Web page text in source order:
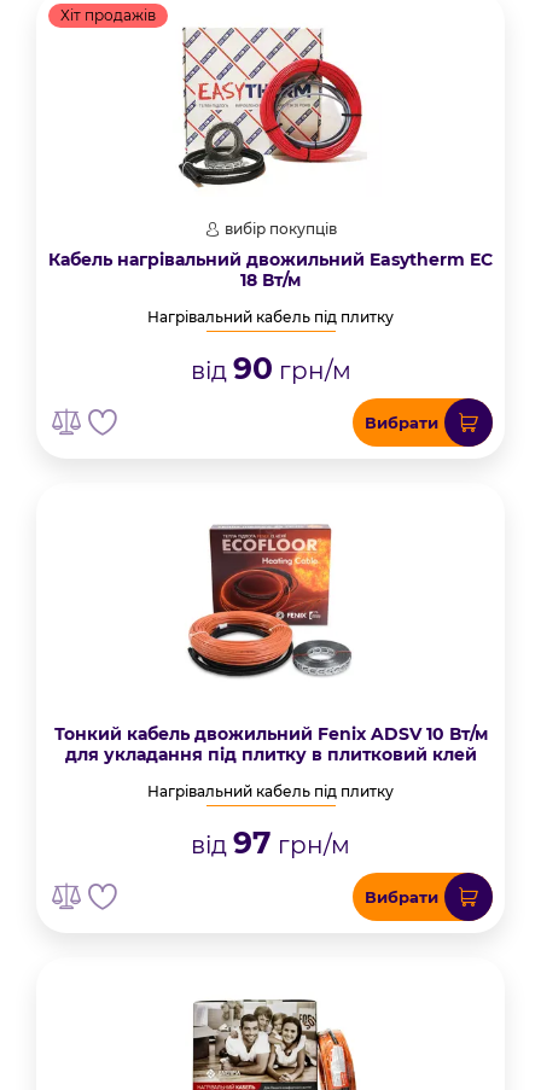
Хіт продажів
вибір покупців
Кабель нагрівальний двожильний Easytherm EC
18 Вт/м
Нагрівальний кабель під плитку
від 90 грн/м
Вибрати
Тонкий кабель двожильний Fenix ADSV 10 Вт/м
для укладання під плитку в плитковий клей
Нагрівальний кабель під плитку
від 97 грн/м
Вибрати